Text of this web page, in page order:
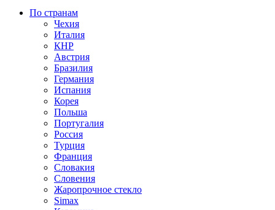
По странам
Чехия
Италия
КНР
Австрия
Бразилия
Германия
Испания
Корея
Польша
Португалия
Россия
Турция
Франция
Словакия
Словения
Жаропрочное стекло
Simax